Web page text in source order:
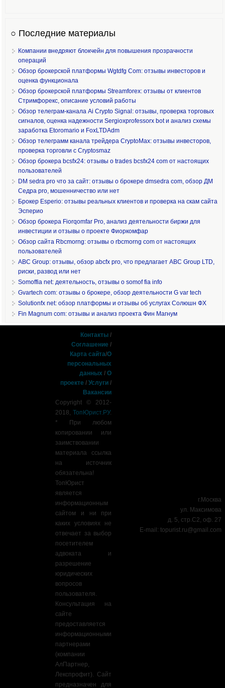
○ Последние материалы
Компании внедряют блокчейн для повышения прозрачности
операций
Обзор брокерской платформы Wgtdfg Com: отзывы инвесторов и
оценка функционала
Обзор брокерской платформы Streamforex: отзывы от клиентов
Стримфорекс, описание условий работы
Обзор телеграм-канала Ai Crypto Signal: отзывы, проверка торговых
сигналов, оценка надежности Sergioxprofessorx bot и анализ схемы
заработка Etoromario и FoxLTDAdm
Обзор телеграмм канала трейдера CryptoMax: отзывы инвесторов,
проверка торговли с Cryptosmaz
Обзор брокера bcsfx24: отзывы о trades bcsfx24 com от настоящих
пользователей
DM sedra pro что за сайт: отзывы о брокере dmsedra com, обзор ДМ
Седра pro, мошенничество или нет
Брокер Esperio: отзывы реальных клиентов и проверка на скам сайта
Эсперио
Обзор брокера Fiorqomfar Pro, анализ деятельности биржи для
инвестиции и отзывы о проекте Фиоркомфар
Обзор сайта Rbcmorng: отзывы о rbcmorng com от настоящих
пользователей
ABC Group: отзывы, обзор abcfx pro, что предлагает ABC Group LTD,
риски, развод или нет
Somoffia net: деятельность, отзывы о somof fia info
Gvartech com: отзывы о брокере, обзор деятельности G var tech
Solutionfx net: обзор платформы и отзывы об услугах Солюшн ФХ
Fin Magnum com: отзывы и анализ проекта Фин Магнум
Контакты /
Соглашение /
Карта сайта/О
персональных
данных /О
проекте /Услуги /
Вакансии
Copyright © 2012-
2018,ТопЮрист.РУ.
* При любом
копировании или
заимствовании
материала ссылка
на источник
обязательна!
ТопЮрист
является
информационным
сайтом и ни при
каких условиях не
отвечает за выбор
посетителем
адвоката и
разрешение
юридических
вопросов
пользователя.
Консультация на
сайте
предоставляется
информационными
партнерами
(компании
АлПартнер,
Лекспрофит). Сайт
предназначен для
г.Москва
ул. Максимова
д. 5, стр.С2, оф. 27
E-mail:topurist.ru@gmail.com